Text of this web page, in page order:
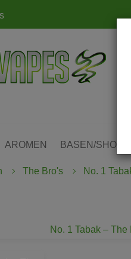
AROMEN BASEN/SHOTS
The Bro's No. 1